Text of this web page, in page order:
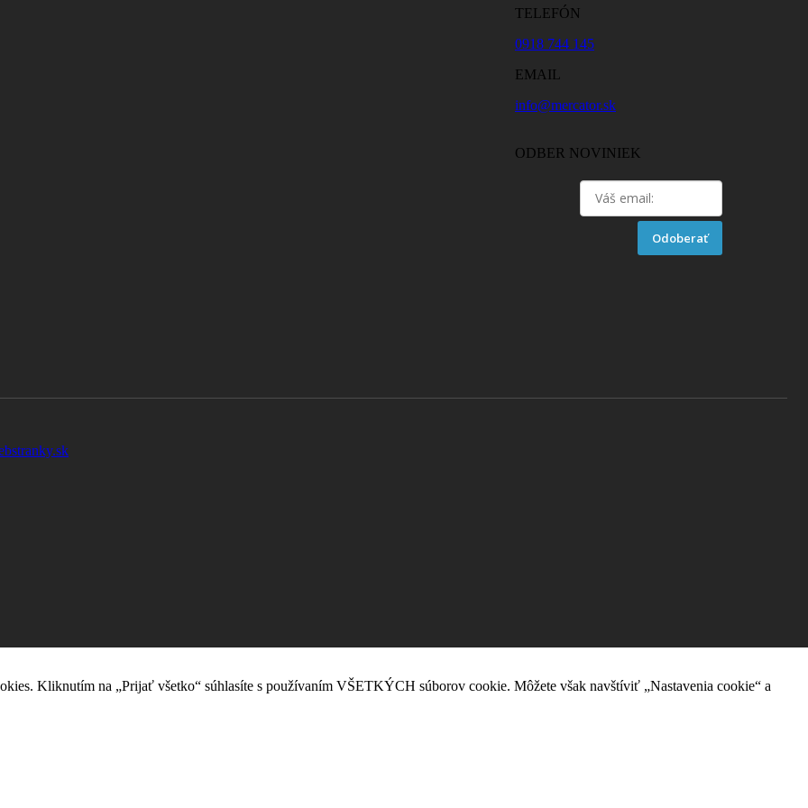
TELEFÓN
0918 744 145
EMAIL
info@mercator.sk
ODBER NOVINIEK
Odoberať
Kliknutím na „Prijať všetko“ súhlasíte s používaním VŠETKÝCH súborov cookie. Môžete však navštíviť „Nastavenia cookie“ a